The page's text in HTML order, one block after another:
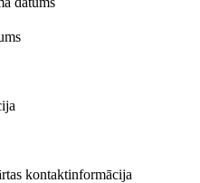
kontaktinformācija